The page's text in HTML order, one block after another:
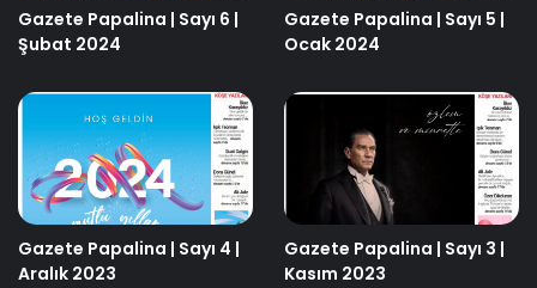
Gazete Papalina | Sayı 6 |
Şubat 2024
Gazete Papalina | Sayı 5 |
Ocak 2024
Gazete Papalina | Sayı 4 |
Aralık 2023
Gazete Papalina | Sayı 3 |
Kasım 2023